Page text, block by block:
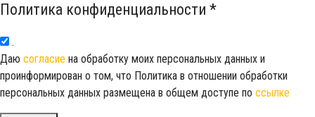
Политика конфиденциальности *
.
Даю согласие на обработку моих персональных данных и
проинформирован о том, что Политика в отношении обработки
персональных данных размещена в общем доступе по ссылке